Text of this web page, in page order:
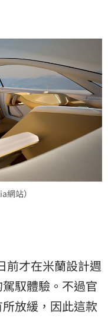
網站）
前才在米蘭設計週
馭體驗。不過官
放緩，因此這款